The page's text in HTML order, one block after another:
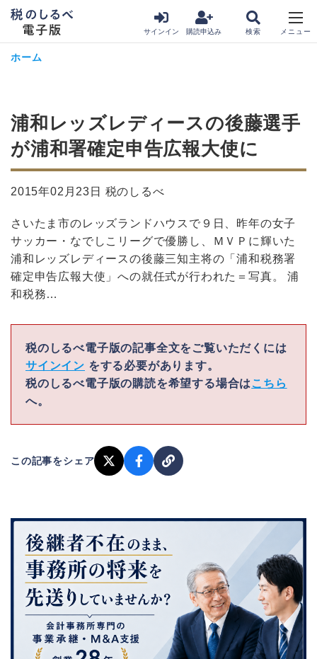
サインイン 購読申込み
ホーム
浦和レッズレディースの後藤選手
が浦和署確定申告広報大使に
2015年02月23日 税のしるべ
さいたま市のレッズランドハウスで９日、昨年の女子
サッカー・なでしこリーグで優勝し、ＭＶＰに輝いた
浦和レッズレディースの後藤三知主将の「浦和税務署
確定申告広報大使」への就任式が行われた＝写真。 浦
和税務…
税のしるべ電子版の記事全文をご覧いただくには
サインイン をする必要があります。
税のしるべ電子版の購読を希望する場合は こちら
へ。
この記事をシェア